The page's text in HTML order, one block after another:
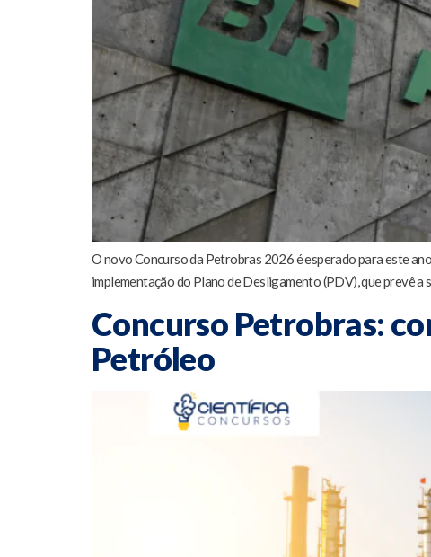
O novo Concurso da Petrobras 2026 é esperado para este
implementação do Plano de Desligamento (PDV), que prevê
Concurso Petrobras:
Petróleo